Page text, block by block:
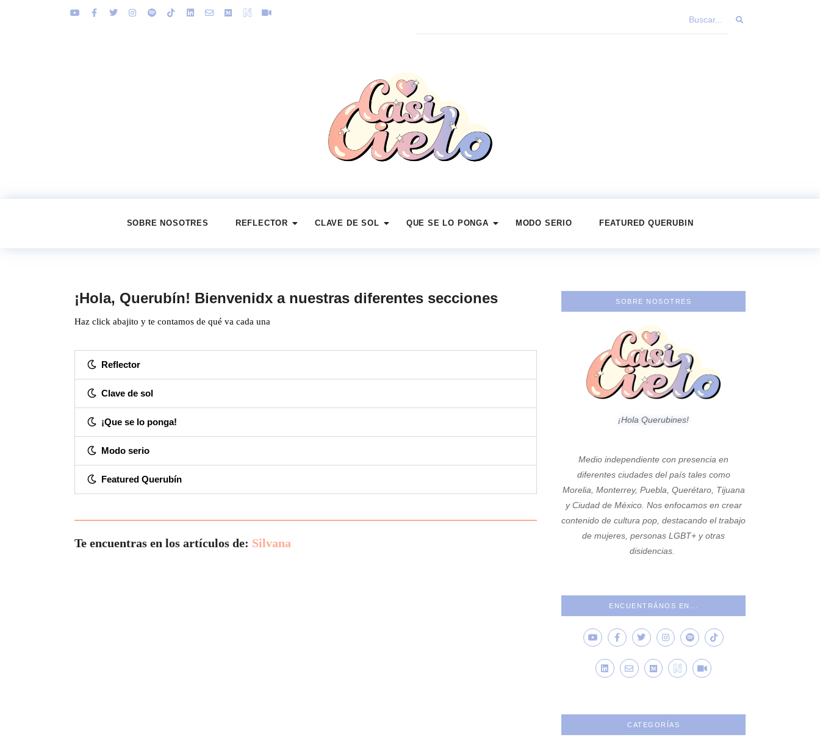
SOBRE NOSOTRES REFLECTOR CLAVE DE SOL QUE SE LO PONGA MODO SERIO FEATURED QUERUBIN
¡Hola, Querubín! Bienvenidx a nuestras diferentes secciones
Haz click abajito y te contamos de qué va cada una
Reflector
Clave de sol
¡Que se lo ponga!
Modo serio
Featured Querubín
Te encuentras en los artículos de: Silvana
SOBRE NOSOTRES
¡Hola Querubines!
Medio independiente con presencia en
diferentes ciudades del país tales como
Morelia, Monterrey, Puebla, Querétaro, Tijuana
y Ciudad de México. Nos enfocamos en crear
contenido de cultura pop, destacando el trabajo
de mujeres, personas LGBT+ y otras
disidencias.
ENCUENTRÁNOS EN...
CATEGORÍAS